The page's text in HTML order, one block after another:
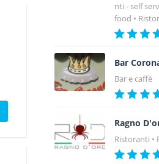
nti - self
food
Bar
Bar e caffè
Ragno
Ristoranti